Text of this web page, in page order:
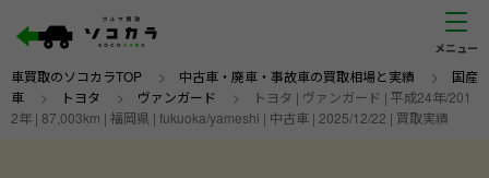
車買取のソコカラTOP > 中古車・廃車・事故車の買取相場と実績 > 国産
車 > トヨタ > ヴァンガード >
トヨタ | ヴァンガード | 平成24年/201
2年 | 87,003km | 福岡県 | fukuoka/yameshi | 中古車 | 2025/12/22 | 買取実績